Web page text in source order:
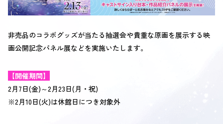
非売品のコラボグッズが当たる抽選会や貴重な原画を展示する映
画公開記念パネル展などを実施いたします。
【開催期間】
2月7日(金)～2月23日(月・祝)
※2月10日(火)は休館日につき対象外